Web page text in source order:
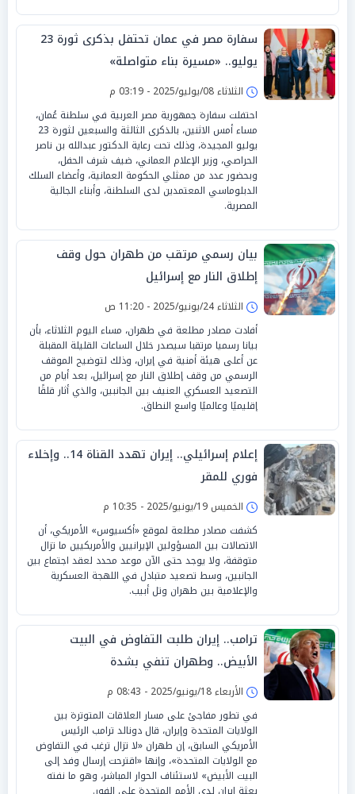
سفارة مصر في عمان تحتفل بذكرى ثورة 23
يوليو.. «مسيرة بناء متواصلة»
الثلاثاء 08/يوليو/2025 - 03:19 م
احتفلت سفارة جمهورية مصر العربية في سلطنة عُمان،
مساء أمس الاثنين، بالذكرى الثالثة والسبعين لثورة 23
يوليو المجيدة، وذلك تحت رعاية الدكتور عبدالله بن ناصر
الحراصي، وزير الإعلام العماني، ضيف شرف الحفل،
وبحضور عدد من ممثلي الحكومة العمانية، وأعضاء السلك
الدبلوماسي المعتمدين لدى السلطنة، وأبناء الجالية
المصرية.
بيان رسمي مرتقب من طهران حول وقف
إطلاق النار مع إسرائيل
الثلاثاء 24/يونيو/2025 - 11:20 ص
أفادت مصادر مطلعة في طهران، مساء اليوم الثلاثاء، بأن
بيانا رسميا مرتقبا سيصدر خلال الساعات القليلة المقبلة
عن أعلى هيئة أمنية في إيران، وذلك لتوضيح الموقف
الرسمي من وقف إطلاق النار مع إسرائيل، بعد أيام من
التصعيد العسكري العنيف بين الجانبين، والذي أثار قلقًا
إقليميًا وعالميًا واسع النطاق.
إعلام إسرائيلي.. إيران تهدد القناة 14.. وإخلاء
فوري للمقر
الخميس 19/يونيو/2025 - 10:35 م
كشفت مصادر مطلعة لموقع «أكسيوس» الأمريكي، أن
الاتصالات بين المسؤولين الإيرانيين والأمريكيين ما تزال
متوقفة، ولا يوجد حتى الآن موعد محدد لعقد اجتماع بين
الجانبين، وسط تصعيد متبادل في اللهجة العسكرية
والإعلامية بين طهران وتل أبيب.
ترامب.. إيران طلبت التفاوض في البيت
الأبيض.. وطهران تنفي بشدة
الأربعاء 18/يونيو/2025 - 08:43 م
في تطور مفاجئ على مسار العلاقات المتوترة بين
الولايات المتحدة وإيران، قال دونالد ترامب الرئيس
الأمريكي السابق، إن طهران «لا تزال ترغب في التفاوض
مع الولايات المتحدة»، وإنها «اقترحت إرسال وفد إلى
البيت الأبيض» لاستئناف الحوار المباشر، وهو ما نفته